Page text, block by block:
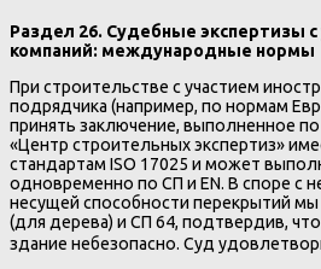
Раздел 26. Судебные экспертизы
компаний: международные нормы
При строительстве с участием
подрядчика (например, по нормам
принять заключение, выполненное
«Центр строительных экспертиз»
стандартам ISO 17025 и может
одновременно по СП и EN. В споре с
несущей способности перекрытий
(для дерева) и СП 64, подтвердив,
здание небезопасно. Суд